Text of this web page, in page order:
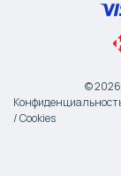
©2026
/ Cookies